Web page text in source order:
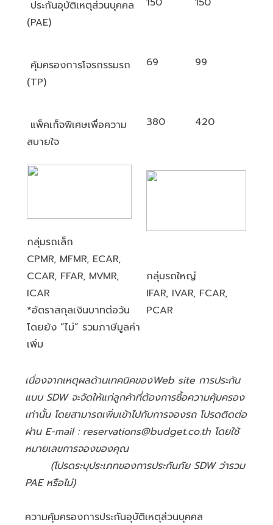
ประกันอุบัติเหตุส่วนบุคคล
(PAE)
คุ้มครองการโจรกรรมรถ
(TP)
69 99
แพ็คเก็จพิเศษเพื่อความ
สบายใจ
380 420
กลุ่มรถเล็ก
CPMR, MFMR, ECAR,
CCAR, FFAR, MVMR,
ICAR
*อัตราสกุลเงินบาทต่อวัน
โดยยัง “ไม่” รวมภาษีมูลค่า
เพิ่ม
กลุ่มรถใหญ่
IFAR, IVAR, FCAR,
PCAR
เนื่องจากเหตุผลด้านเทคนิคของWeb site การประกัน
แบบ SDW จะจัดให้แก่ลูกค้าที่ต้องการซื้อความคุ้มครอง
เท่านั้น โดยสามารถเพิ่มเข้าไปกับการจองรถ โปรดติดต่อ
ผ่าน E-mail : reservations@budget.co.th โดยใช้
หมายเลขการจองของคุณ
(โปรดระบุประเภทของการประกันภัย SDW ว่ารวม
PAE หรือไม่)
ความคุ้มครองการประกันอุบัติเหตุส่วนบุคคล